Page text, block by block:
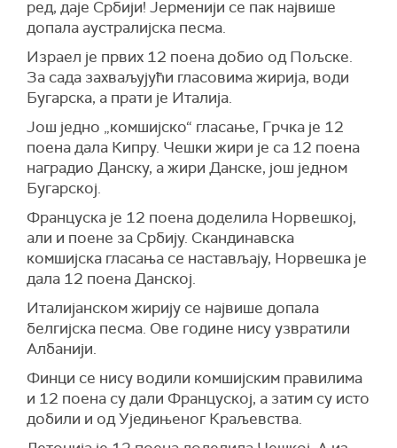
ред, даје Србији! Јерменији се пак највише
допала аустралијска песма.
Израел је првих 12 поена добио од Пољске.
За сада захваљујући гласовима жирија, води
Бугарска, а прати је Италија.
Још једно „комшијско“ гласање, Грчка је 12
поена дала Кипру. Чешки жири је са 12 поена
наградио Данску, а жири Данске, још једном
Бугарској.
Француска је 12 поена доделила Норвешкој,
али и поене за Србију. Скандинавска
комшијска гласања се настављају, Норвешка је
дала 12 поена Данској.
Италијанском жирију се највише допала
белгијска песма. Ове године нису узвратили
Албанији.
Финци се нису водили комшијским правилима
и 12 поена су дали Француској, а затим су исто
добили и од Уједињеног Краљевства.